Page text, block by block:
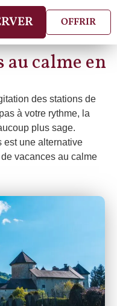
OFFRIR
au calme en
des stations de
à votre rythme, la
plus sage.
est une alternative
vacances au calme